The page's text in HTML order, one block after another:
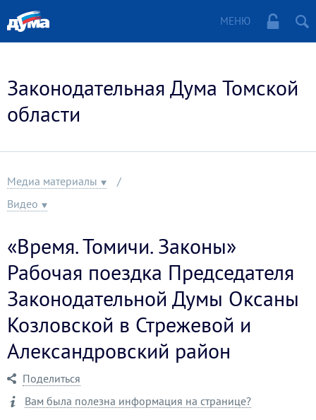
МЕНЮ
Законодательная Дума Томской
области
Медиа материалы
Видео
«Время. Томичи. Законы»
Рабочая поездка Председателя
Законодательной Думы Оксаны
Козловской в Стрежевой и
Александровский район
Поделиться
Вам была полезна информация на странице?